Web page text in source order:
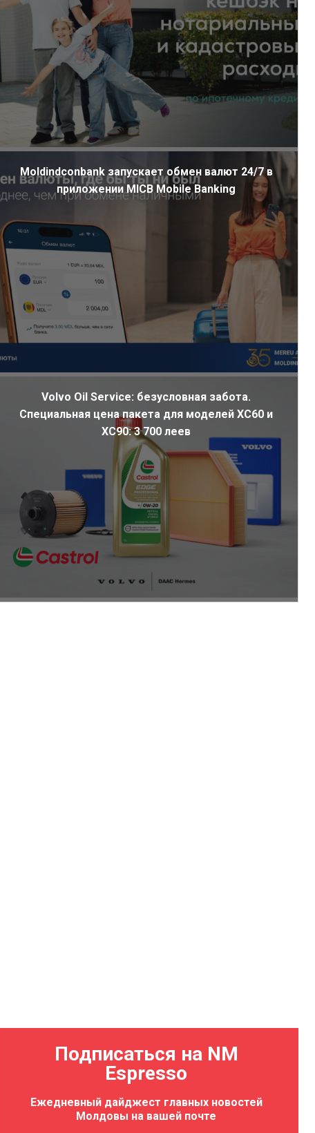
Moldindconbank запускает обмен валют 24/7 в
приложении MICB Mobile Banking
Volvo Oil Service: безусловная забота.
Специальная цена пакета для моделей XC60 и
XC90: 3 700 леев
Подписаться на NM
Espresso
Ежедневный дайджест главных новостей
Молдовы на вашей почте